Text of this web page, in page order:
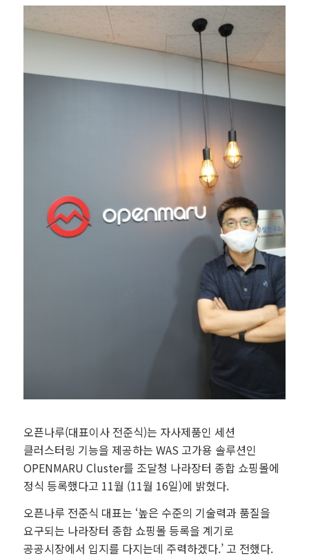
오픈나루(대표이사 전준식)는 자사제품인 세션
클러스터링 기능을 제공하는 WAS 고가용 솔루션인
OPENMARU Cluster를 조달청 나라장터 종합 쇼핑몰에
정식 등록했다고 11월 (11월 16일)에 밝혔다.
오픈나루 전준식 대표는 ‘높은 수준의 기술력과 품질을
요구되는 나라장터 종합 쇼핑몰 등록을 계기로
공공시장에서 입지를 다지는데 주력하겠다.’ 고 전했다.